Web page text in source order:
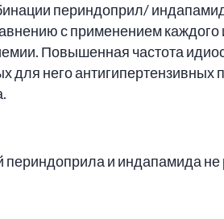
периндоприл/
с применением
Повышенная частота
для него
и индапамида не